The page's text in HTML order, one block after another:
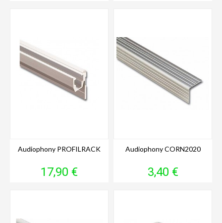
Audiophony PROFILRACK
Prix
17,90 €
Audiophony CORN2020
Prix
3,40 €